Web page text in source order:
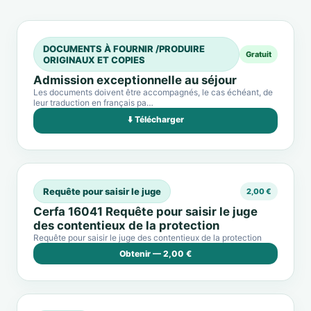
DOCUMENTS À FOURNIR /PRODUIRE
ORIGINAUX ET COPIES
Gratuit
Admission exceptionnelle au séjour
Les documents doivent être accompagnés, le cas échéant, de
leur traduction en français pa…
⬇️ Télécharger
Requête pour saisir le juge 2,00 €
Cerfa 16041 Requête pour saisir le juge
des contentieux de la protection
Requête pour saisir le juge des contentieux de la protection
Obtenir — 2,00 €